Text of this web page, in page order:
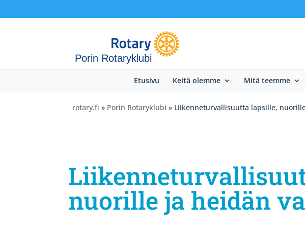
Porin Rotaryklubi
Etusivu Keitä olemme Mitä teemme
rotary.fi » Porin Rotaryklubi » Liikenneturvallisuutta lapsille,
nuorille ja heidän